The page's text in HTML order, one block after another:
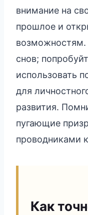
внимание на
прошлое и
возможностям.
снов;
использовать
для
развития.
пугающие
проводниками
Как